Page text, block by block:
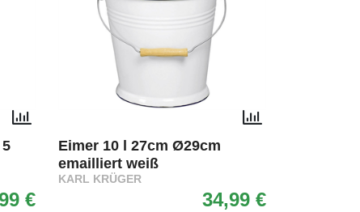
€
Eimer 10 l 27cm Ø29cm
emailliert weiß
KARL KRÜGER
34,99 €